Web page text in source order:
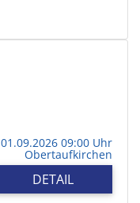
01.09.2026 09:00 Uhr
Obertaufkirchen
DETAIL